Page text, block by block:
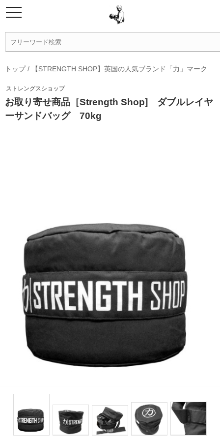
トップ/ 【STRENGTH SHOP】英国の人気ブランド「力」マーク
ストレングスショップ
お取り寄せ商品［Strength Shop] ダブルレイヤ
ーサンドバッグ 70kg